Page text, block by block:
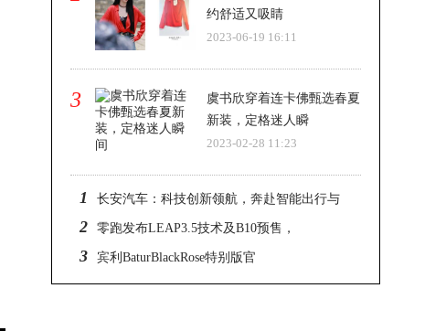
约舒适又吸睛
2023-06-19 16:11
3
虞书欣穿着连卡佛甄选春夏
新装，定格迷人瞬
2023-02-28 11:23
1 长安汽车：科技创新领航，奔赴智能出行与
全
2 零跑发布LEAP3.5技术及B10预售，
3 宾利BaturBlackRose特别版官